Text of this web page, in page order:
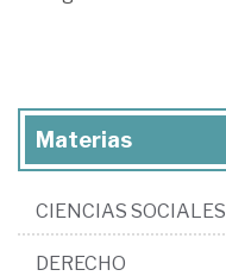
Materias
CIENCIAS SOCIALES
DERECHO